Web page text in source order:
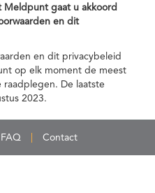
Meldpunt gaat u akkoord
en dit
en dit privacybeleid
op elk moment de meest
raadplegen. De laatste
2023.
FAQ Contact